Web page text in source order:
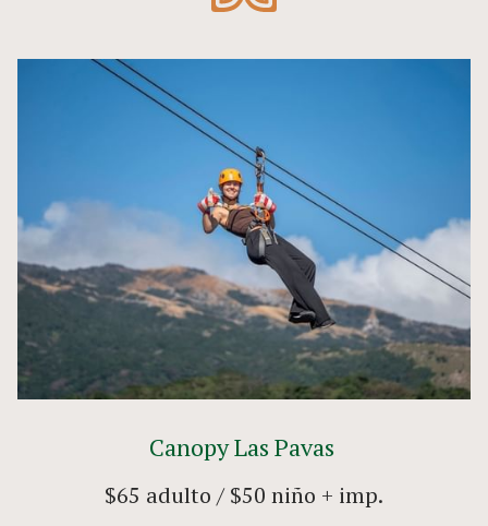
Canopy Las Pavas
$65 adulto / $50 niño + imp.